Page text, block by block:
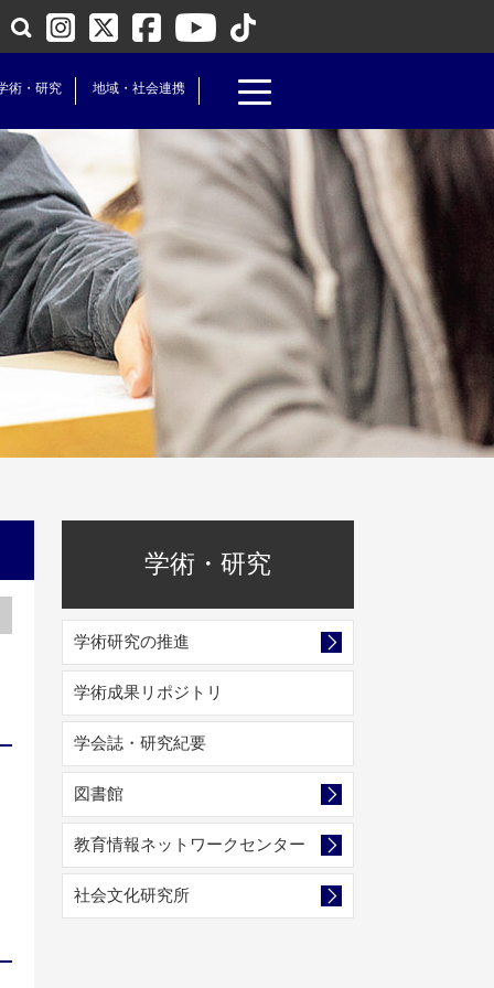
術・研究 地域・社会連携
学術・研究
学術研究の推進
学術成果リポジトリ
学会誌・研究紀要
図書館
教育情報ネットワークセンター
社会文化研究所